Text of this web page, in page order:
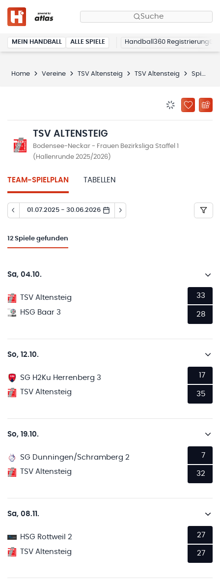
Suche
MEIN HANDBALL ALLE SPIELE Handball360 Registrierung
Home Vereine TSV Altensteig TSV Altensteig Spielplan
ZU
TSV ALTENSTEIG
Bodensee-Neckar - Frauen Bezirksliga Staffel 1
(Hallenrunde 2025/2026)
TEAM-SPIELPLAN TABELLEN
01.07.2025 - 30.06.2026
12 Spiele gefunden
Sa, 04.10.
TSV Altensteig
HSG Baar 3
33
28
So, 12.10.
SG H2Ku Herrenberg 3
TSV Altensteig
17
35
So, 19.10.
SG Dunningen/Schramberg 2
TSV Altensteig
7
32
Sa, 08.11.
HSG Rottweil 2
TSV Altensteig
27
27